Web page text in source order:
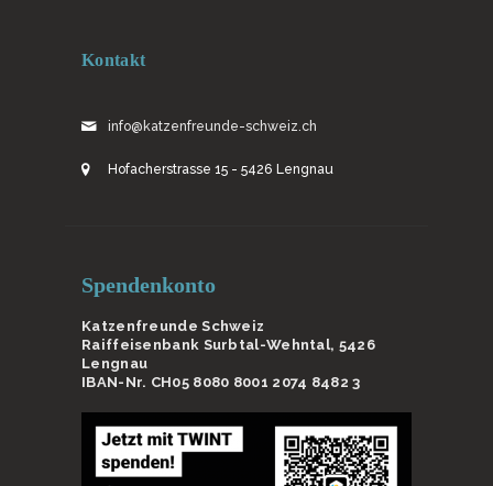
Kontakt
info@katzenfreunde-schweiz.ch
Hofacherstrasse 15 - 5426 Lengnau
Spendenkonto
Katzenfreunde Schweiz
Raiffeisenbank Surbtal-Wehntal, 5426
Lengnau
IBAN-Nr. CH05 8080 8001 2074 8482 3